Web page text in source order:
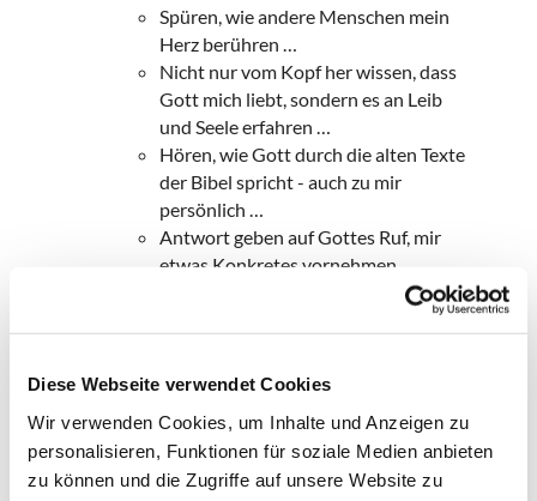
Diese Webseite verwendet Cookies
Wir verwenden Cookies, um Inhalte und Anzeigen zu
personalisieren, Funktionen für soziale Medien anbieten
zu können und die Zugriffe auf unsere Website zu
Spüren, wie andere Menschen mein
Herz berühren …
Nicht nur vom Kopf her wissen, dass
Gott mich liebt, sondern es an Leib
und Seele erfahren …
Hören, wie Gott durch die alten Texte
der Bibel spricht - auch zu mir
persönlich …
Antwort geben auf Gottes Ruf, mir
etwas Konkretes vornehmen …
… um all das geht es bei »Spiritualität im Alltag« -
und Sie sind herzlich eingeladen, Ihre eigenen
Erfahrungen damit zu machen. Dafür müssen Sie